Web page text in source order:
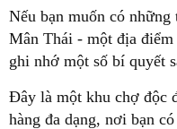
Nếu bạn muốn có
Mân Thái - một địa
ghi nhớ một số bí quyết
Đây là một khu chợ độc
hàng đa dạng, nơi bạn